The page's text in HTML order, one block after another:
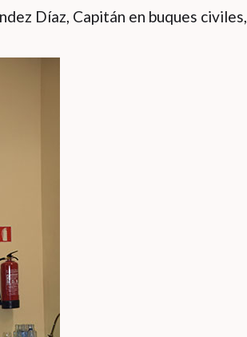
Díaz, Capitán en buques civiles,